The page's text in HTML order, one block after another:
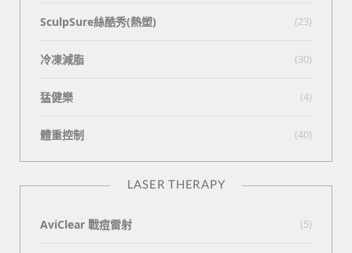
SculpSure絲酷秀(熱塑) (23)
冷凍減脂 (30)
猛健樂 (4)
體重控制 (40)
LASER THERAPY
AviClear 戰痘雷射 (5)